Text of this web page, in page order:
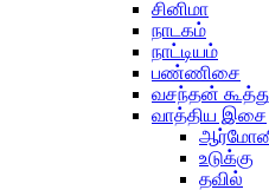
சினிமா
நாடகம்
நாட்டியம்
பண்ணிசை
வசந்தன்
வாத்திய இசை
உடுக்கு
தவில்